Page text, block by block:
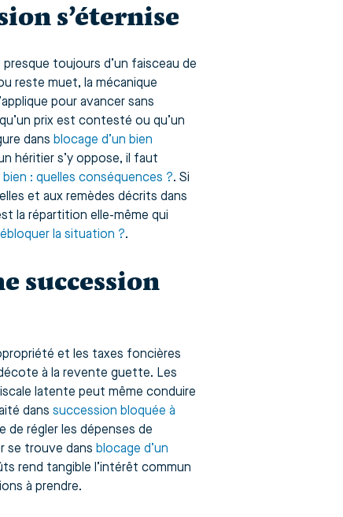
s’éternise
toujours d’un faisceau de
reste muet, la mécanique
pour avancer sans
prix est contesté ou qu’un
dans blocage d’un bien
héritier s’y oppose, il faut
: quelles conséquences ?. Si
et aux remèdes décrits dans
la répartition elle-même qui
la situation ?.
succession
et les taxes foncières
à la revente guette. Les
latente peut même conduire
dans succession bloquée à
de régler les dépenses de
se trouve dans blocage d’un
rend tangible l’intérêt commun
à prendre.